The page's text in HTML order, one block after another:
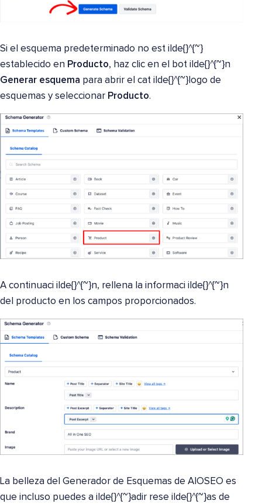
Si el esquema predeterminado no est ilde{}^{~}
establecido en Producto, haz clic en el bot ilde{}^{~}n
Generar esquema para abrir el cat ilde{}^{~}logo de
esquemas y seleccionar Producto.
A continuaci ilde{}^{~}n, rellena la informaci ilde{}^{~}n
del producto en los campos proporcionados.
La belleza del Generador de Esquemas de AIOSEO es
que incluso puedes a ilde{}^{~}adir rese ilde{}^{~}as de